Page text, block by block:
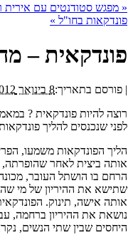
« מפגש סטודנטים עם אירית
פונדקאות בחו"ל »
פונדקאית –
| פורסם בתאריך:8 בינואר 2012
רוצה להיות פונדקאית ?
לפני שנכנסים להליך
הליך הפונדקאות משמעו,
אותה ביצית לאחר
הרחם בו הושתל העובר,
שתישא את ההיריון של מי
אותה אישה, תינוק.
נושאת את ההיריון ברחמה,
היחסים שבין שתי הנשים,